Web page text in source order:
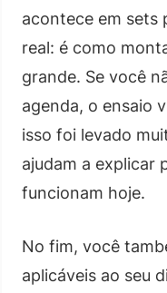
acontece em sets
real: é como
grande. Se você
agenda, o ensaio
isso foi levado
ajudam a explicar
funcionam hoje.
No fim, você
aplicáveis ao seu